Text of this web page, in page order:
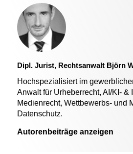
Dipl. Jurist, Rechtsanwalt Björn
Hochspezialisiert im
Anwalt für Urheberrecht, AI/KI- &
Medienrecht, Wettbewerbs- und
Datenschutz.
Autorenbeiträge anzeigen